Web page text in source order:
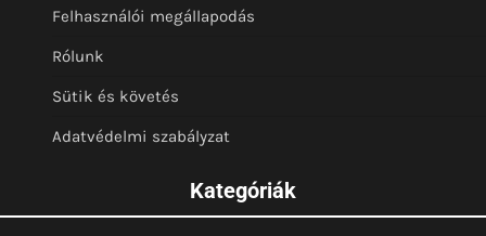
Felhasználói megállapodás
Rólunk
Sütik és követés
Adatvédelmi szabályzat
Kategóriák